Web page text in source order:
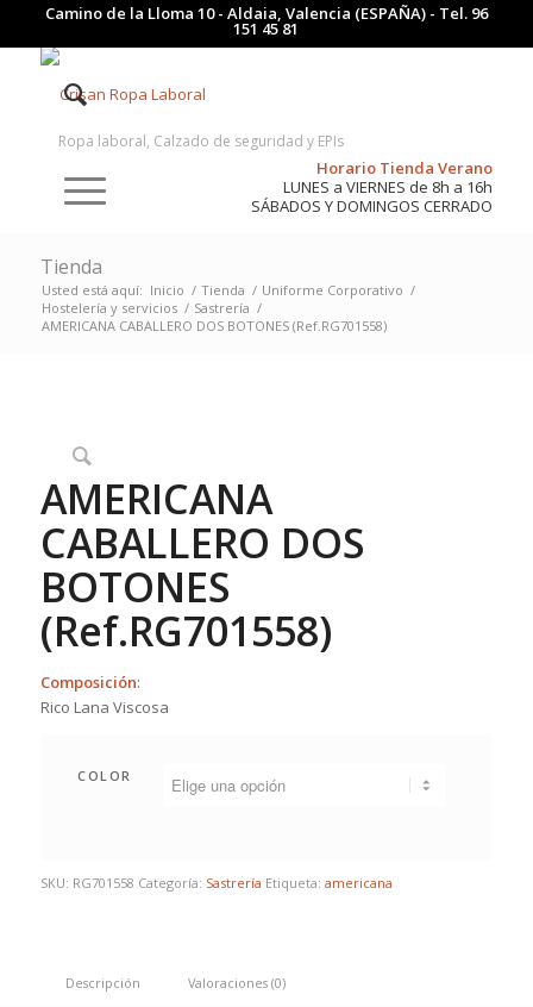
Camino de la Lloma 10 - Aldaia, Valencia (ESPAÑA) - Tel. 96
151 45 81
Ropa laboral, Calzado de seguridad y EPIs
Horario Tienda Verano
LUNES a VIERNES de 8h a 16h
SÁBADOS Y DOMINGOS CERRADO
Tienda
Usted está aquí: Inicio / Tienda / Uniforme Corporativo /
Hostelería y servicios / Sastrería /
AMERICANA CABALLERO DOS BOTONES (Ref.RG701558)
AMERICANA
CABALLERO DOS
BOTONES
(Ref.RG701558)
Composición:
Rico Lana Viscosa
COLOR
SKU: RG701558 Categoría: Sastrería Etiqueta: americana
Descripción Valoraciones (0)